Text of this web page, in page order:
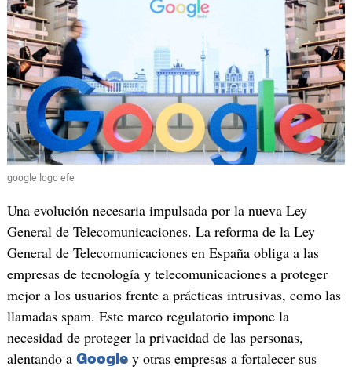
google logo efe
Una evolución necesaria impulsada por la nueva Ley
General de Telecomunicaciones. La reforma de la Ley
General de Telecomunicaciones en España obliga a las
empresas de tecnología y telecomunicaciones a proteger
mejor a los usuarios frente a prácticas intrusivas, como las
llamadas spam. Este marco regulatorio impone la
necesidad de proteger la privacidad de las personas,
alentando a Googley otras empresas a fortalecer sus